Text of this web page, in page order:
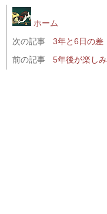
ホーム
次の記事
3年と6日の差
前の記事
5年後が楽しみ